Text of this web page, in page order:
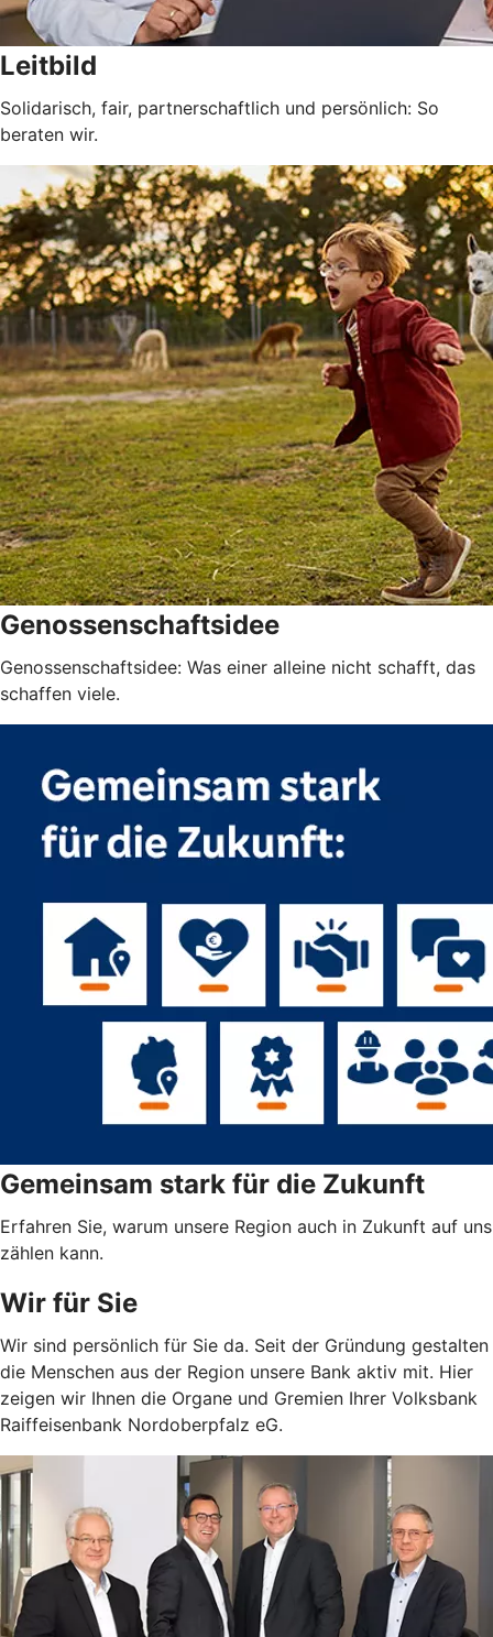
Leitbild
Solidarisch, fair, partnerschaftlich und persönlich: So
beraten wir.
Genossenschaftsidee
Genossenschaftsidee: Was einer alleine nicht schafft, das
schaffen viele.
Gemeinsam stark für die Zukunft
Erfahren Sie, warum unsere Region auch in Zukunft auf uns
zählen kann.
Wir für Sie
Wir sind persönlich für Sie da. Seit der Gründung gestalten
die Menschen aus der Region unsere Bank aktiv mit. Hier
zeigen wir Ihnen die Organe und Gremien Ihrer Volksbank
Raiffeisenbank Nordoberpfalz eG.